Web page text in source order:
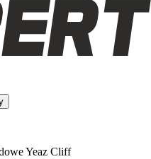
Yeaz Cliff